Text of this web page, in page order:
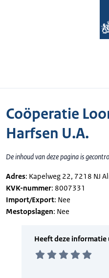
Coöperatie
Harfsen U.A.
De inhoud van deze pagina is
Adres: Kapelweg 22, 7218 NJ
KVK-nummer: 8007331
Import/Export: Nee
Mestopslagen: Nee